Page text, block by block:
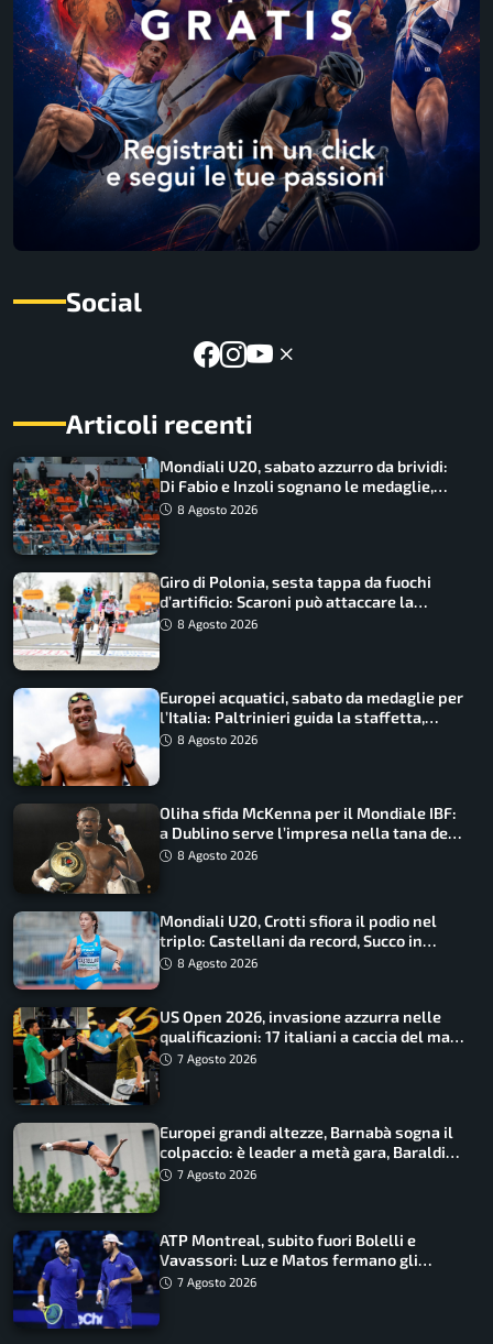
Social
Articoli recenti
Mondiali U20, sabato azzurro da brividi:
Di Fabio e Inzoli sognano le medaglie,
Castellani e Succo in finale
8 Agosto 2026
Giro di Polonia, sesta tappa da fuochi
d’artificio: Scaroni può attaccare la
maglia di Lemmen
8 Agosto 2026
Europei acquatici, sabato da medaglie per
l’Italia: Paltrinieri guida la staffetta,
Barnabà sogna l’oro dalle grandi altezze
8 Agosto 2026
Oliha sfida McKenna per il Mondiale IBF:
a Dublino serve l’impresa nella tana del
lupo8 Agosto 2026
Mondiali U20, Crotti sfiora il podio nel
triplo: Castellani da record, Succo in
finale
8 Agosto 2026
US Open 2026, invasione azzurra nelle
qualificazioni: 17 italiani a caccia del main
draw7 Agosto 2026
Europei grandi altezze, Barnabà sogna il
colpaccio: è leader a metà gara, Baraldi
ancora in corsa
7 Agosto 2026
ATP Montreal, subito fuori Bolelli e
Vavassori: Luz e Matos fermano gli
azzurri
7 Agosto 2026